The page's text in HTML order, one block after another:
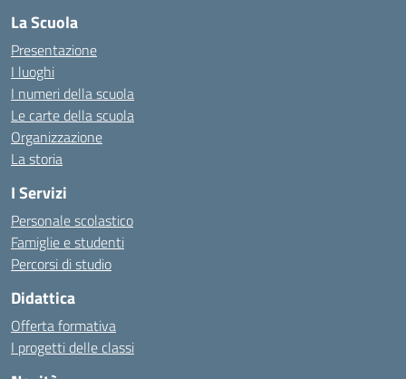
La Scuola
Presentazione
I luoghi
I numeri della scuola
Le carte della scuola
Organizzazione
La storia
I Servizi
Personale scolastico
Famiglie e studenti
Percorsi di studio
Didattica
Offerta formativa
I progetti delle classi